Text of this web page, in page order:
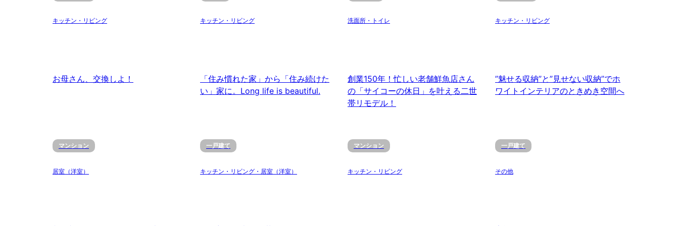
キッチン・リビング
お母さん、交換しよ！
キッチン・リビング
「住み慣れた家」から「住み続けた
い」家に。Long life is beautiful.
洗面所・トイレ
創業150年！忙しい老舗鮮魚店さん
の「サイコーの休日」を叶える二世
帯リモデル！
キッチン・リビング
”魅せる収納”と”見せない収納”でホ
ワイトインテリアのときめき空間へ
マンション
居室（洋室）
一戸建て
キッチン・リビング・居室（洋室）
マンション
キッチン・リビング
一戸建て
その他